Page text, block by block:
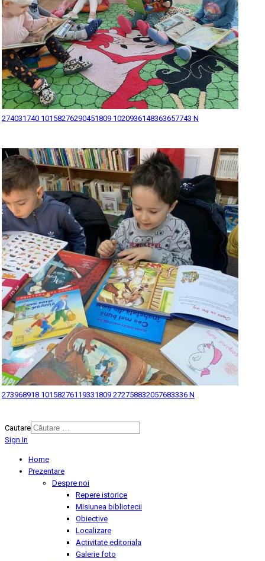
274031740 10158276290451809 1020936148363657743 N
273968918 10158276119331809 272758832057683336 N
Cautare
Sign In
Home
Prezentare
Despre noi
Repere istorice
Misiunea bibliotecii
Obiective
Localizare
Activitate editoriala
Galerie foto